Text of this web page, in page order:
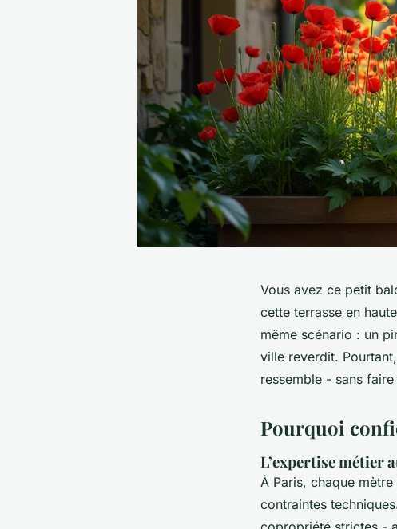
Vous avez ce petit
cette terrasse en
même scénario : un
ville reverdit.
ressemble - sans
Pourquoi
L’expertise métier
À Paris, chaque
contraintes